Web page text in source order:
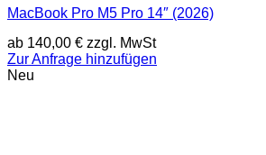
MacBook Pro M5 Pro 14″ (2026)
ab 140,00 € zzgl. MwSt
Zur Anfrage hinzufügen
Neu